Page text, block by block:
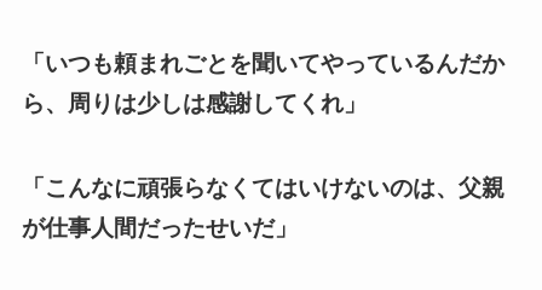
「いつも頼まれごとを聞いてやっているんだか
ら、周りは少しは感謝してくれ」
「こんなに頑張らなくてはいけないのは、父親
が仕事人間だったせいだ」